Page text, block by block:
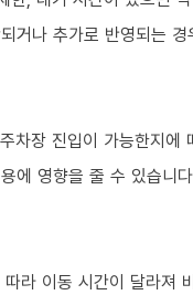
거나 추가로 반영되는 경
차장 진입이 가능한지에
에 영향을 줄 수 있습니
라 이동 시간이 달라져